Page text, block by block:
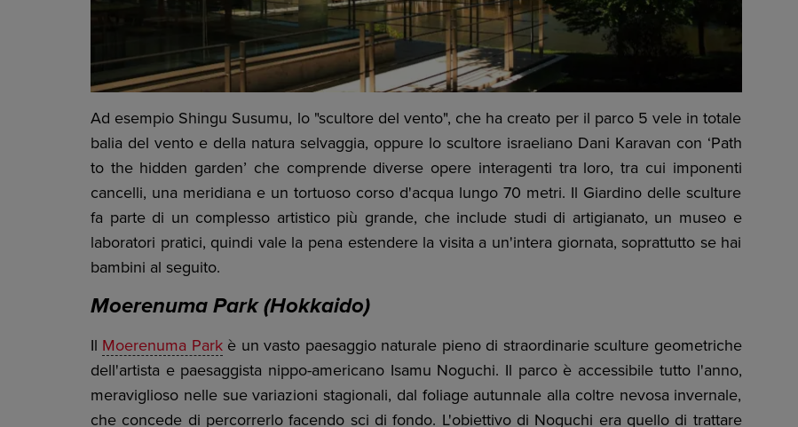
Ad esempio Shingu Susumu, lo "scultore del vento", che ha creato per il parco 5 vele in totale
balia del vento e della natura selvaggia, oppure lo scultore israeliano Dani Karavan con ‘Path
to the hidden garden’ che comprende diverse opere interagenti tra loro, tra cui imponenti
cancelli, una meridiana e un tortuoso corso d'acqua lungo 70 metri. Il Giardino delle sculture
fa parte di un complesso artistico più grande, che include studi di artigianato, un museo e
laboratori pratici, quindi vale la pena estendere la visita a un'intera giornata, soprattutto se hai
bambini al seguito.
Moerenuma Park (Hokkaido)
Il Moerenuma Parkè un vasto paesaggio naturale pieno di straordinarie sculture geometriche
dell'artista e paesaggista nippo-americano Isamu Noguchi. Il parco è accessibile tutto l'anno,
meraviglioso nelle sue variazioni stagionali, dal foliage autunnale alla coltre nevosa invernale,
che concede di percorrerlo facendo sci di fondo. L'obiettivo di Noguchi era quello di trattare